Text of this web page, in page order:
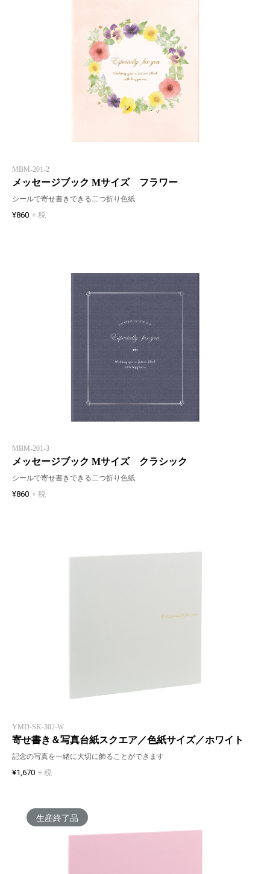
MBM-201-2
メッセージブック Mサイズ フラワー
シールで寄せ書きできる二つ折り色紙
¥860 + 税
MBM-201-3
メッセージブック Mサイズ クラシック
シールで寄せ書きできる二つ折り色紙
¥860 + 税
YMD-SK-302-W
寄せ書き＆写真台紙スクエア／色紙サイズ／ホワイト
記念の写真を一緒に大切に飾ることができます
¥1,670 + 税
生産終了品